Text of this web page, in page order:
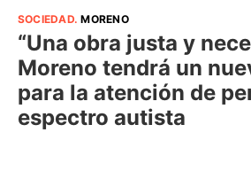
SOCIEDAD.MORENO
“Una obra justa y
Moreno tendrá un
para la atención de
espectro autista